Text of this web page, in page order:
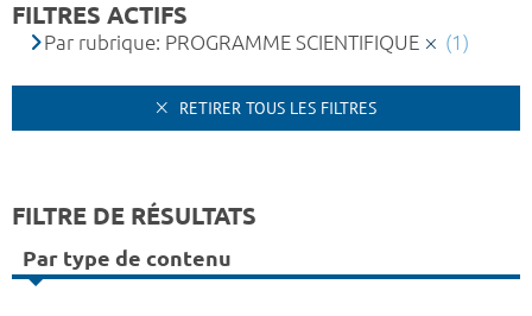
FILTRES ACTIFS
Par rubrique: PROGRAMME SCIENTIFIQUE (1)
RETIRER TOUS LES FILTRES
FILTRE DE RÉSULTATS
Par type de contenu